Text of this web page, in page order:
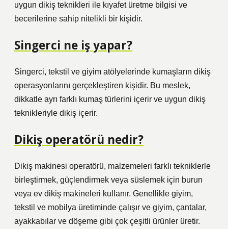
uygun dikiş teknikleri ile kıyafet üretme bilgisi ve
becerilerine sahip nitelikli bir kişidir.
Singerci ne iş yapar?
Singerci, tekstil ve giyim atölyelerinde kumaşların dikiş
operasyonlarını gerçekleştiren kişidir. Bu meslek,
dikkatle ayrı farklı kumaş türlerini içerir ve uygun dikiş
teknikleriyle dikiş içerir.
Dikiş operatörü nedir?
Dikiş makinesi operatörü, malzemeleri farklı tekniklerle
birleştirmek, güçlendirmek veya süslemek için burun
veya ev dikiş makineleri kullanır. Genellikle giyim,
tekstil ve mobilya üretiminde çalışır ve giyim, çantalar,
ayakkabılar ve döşeme gibi çok çeşitli ürünler üretir.